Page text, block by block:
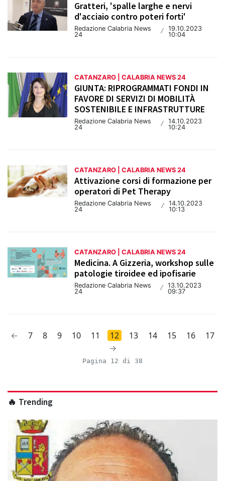
Gratteri, 'spalle larghe e nervi
d'acciaio contro poteri forti'
Redazione Calabria News
24
/ 19.10.2023
10:04
CATANZARO | CALABRIA NEWS 24
GIUNTA: RIPROGRAMMATI FONDI IN
FAVORE DI SERVIZI DI MOBILITÀ
SOSTENIBILE E INFRASTRUTTURE
Redazione Calabria News
24
/ 14.10.2023
10:24
CATANZARO | CALABRIA NEWS 24
Attivazione corsi di formazione per
operatori di Pet Therapy
Redazione Calabria News
24
/ 14.10.2023
10:13
CATANZARO | CALABRIA NEWS 24
Medicina. A Gizzeria, workshop sulle
patologie tiroidee ed ipofisarie
Redazione Calabria News
24
/ 13.10.2023
09:37
← 7 8 9 10 11 12 13 14 15 16
17
→
Pagina 12 di 38
🔥 Trending